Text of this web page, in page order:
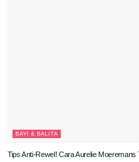
BAYI & BALITA
Tips Anti-Rewel! Cara Aurelie Moeremans